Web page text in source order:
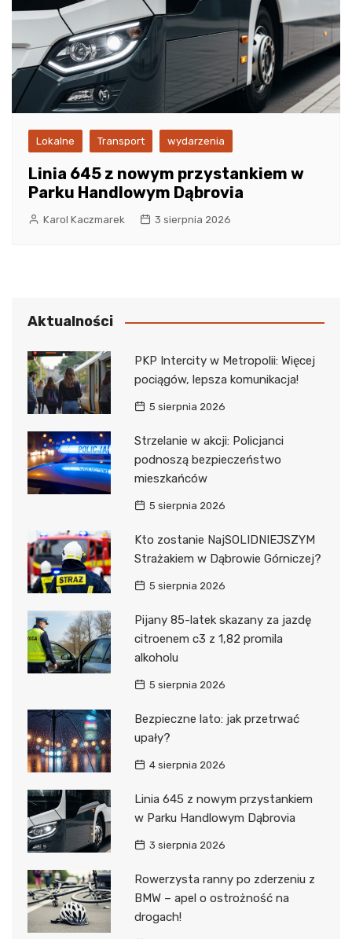
Lokalne Transport wydarzenia
Linia 645 z nowym przystankiem w
Parku Handlowym Dąbrovia
Karol Kaczmarek 3 sierpnia 2026
Aktualności
PKP Intercity w Metropolii: Więcej
pociągów, lepsza komunikacja!
5 sierpnia 2026
Strzelanie w akcji: Policjanci
podnoszą bezpieczeństwo
mieszkańców
5 sierpnia 2026
Kto zostanie NajSOLIDNIEJSZYM
Strażakiem w Dąbrowie Górniczej?
5 sierpnia 2026
Pijany 85-latek skazany za jazdę
citroenem c3 z 1,82 promila
alkoholu
5 sierpnia 2026
Bezpieczne lato: jak przetrwać
upały?
4 sierpnia 2026
Linia 645 z nowym przystankiem
w Parku Handlowym Dąbrovia
3 sierpnia 2026
Rowerzysta ranny po zderzeniu z
BMW – apel o ostrożność na
drogach!